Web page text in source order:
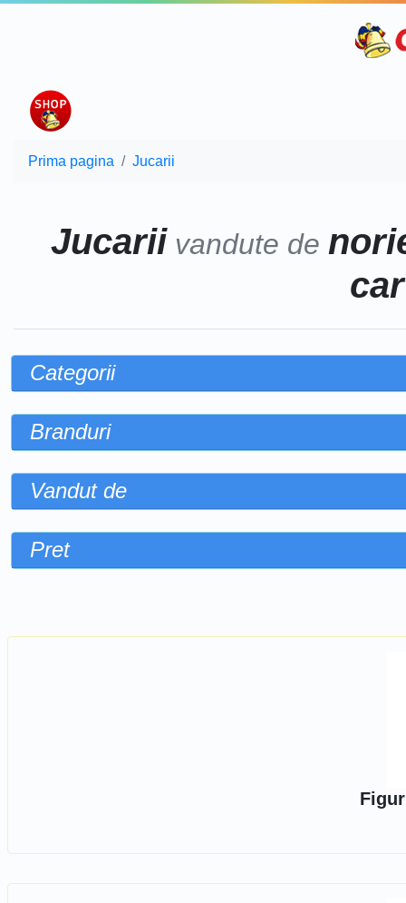
Prima pagina Jucarii
Jucarii vandute de
Categorii
Branduri
Vandut de
Pret